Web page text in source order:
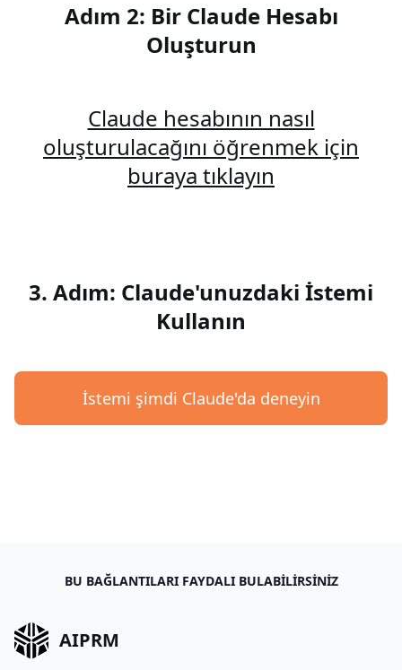
Adım 2: Bir Claude Hesabı
Oluşturun
Claude hesabının nasıl
oluşturulacağını öğrenmek için
buraya tıklayın
3. Adım: Claude'unuzdaki İstemi
Kullanın
İstemi şimdi Claude'da deneyin
BU BAĞLANTILARI FAYDALI BULABILIRSINIZ
AIPRM